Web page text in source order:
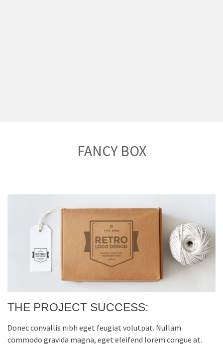
FANCY BOX
THE PROJECT SUCCESS:
Donec convallis nibh eget feugiat volutpat. Nullam
commodo gravida magna, eget eleifend lorem congue at.